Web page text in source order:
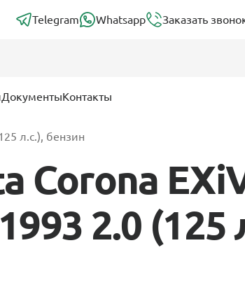
Telegram Whatsapp Заказать
ДокументыКонтакты
л.с.), бензин
Corona
2.0 (125